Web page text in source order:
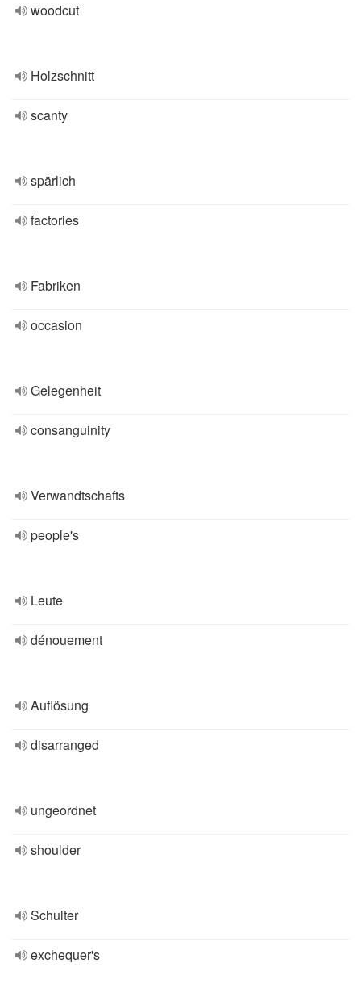
woodcut
Holzschnitt
scanty
spärlich
factories
Fabriken
occasion
Gelegenheit
consanguinity
Verwandtschafts
people's
Leute
dénouement
Auflösung
disarranged
ungeordnet
shoulder
Schulter
exchequer's